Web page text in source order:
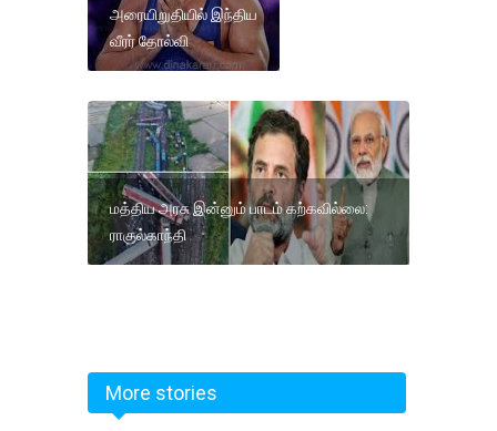
அரையிறுதியில் இந்திய
வீரர் தோல்வி
மத்திய அரசு இன்னும் பாடம் கற்கவில்லை:
ராகுல்காந்தி
More stories